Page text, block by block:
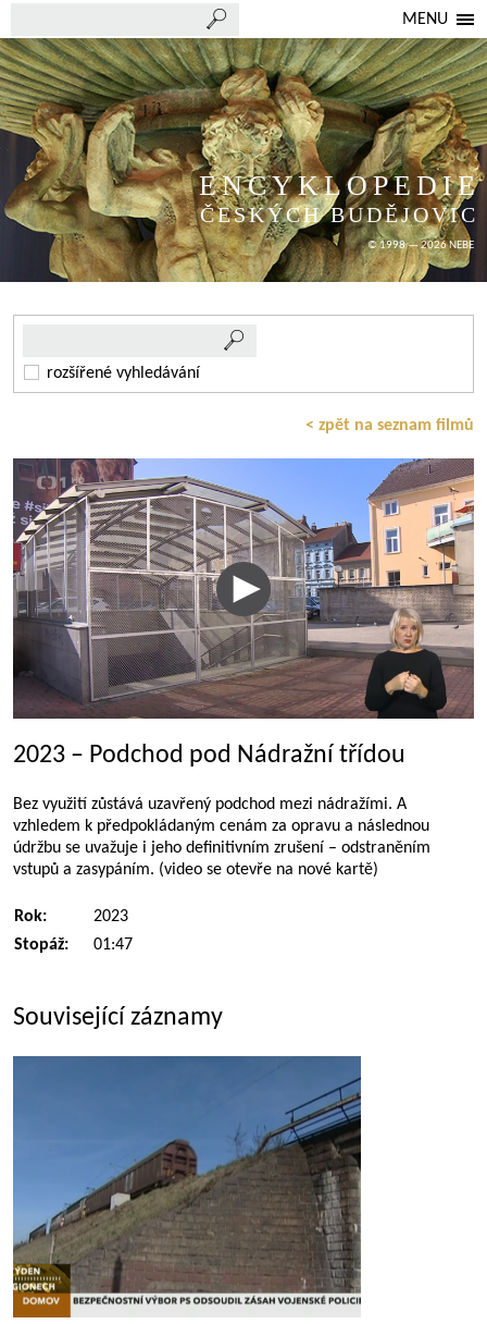
MENU
ENCYKLOPEDIE
ČESKÝCH BUDĚJOVIC
© 1998 — 2026 NEBE
rozšířené vyhledávání
< zpět na seznam filmů
2023 – Podchod pod Nádražní třídou
Bez využití zůstává uzavřený podchod mezi nádražími. A
vzhledem k předpokládaným cenám za opravu a následnou
údržbu se uvažuje i jeho definitivním zrušení – odstraněním
vstupů a zasypáním. (video se otevře na nové kartě)
Rok:
2023
Stopáž:
01:47
Související záznamy